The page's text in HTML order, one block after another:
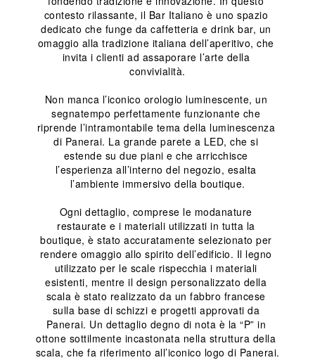
contesto rilassante, il Bar Italiano è uno spazio
dedicato che funge da caffetteria e drink bar, un
omaggio alla tradizione italiana dell’aperitivo, che
invita i clienti ad assaporare l’arte della
convivialità.
Non manca l’iconico orologio luminescente, un
segnatempo perfettamente funzionante che
riprende l’intramontabile tema della luminescenza
di Panerai. La grande parete a LED, che si
estende su due piani e che arricchisce
l’esperienza all’interno del negozio, esalta
l’ambiente immersivo della boutique.
Ogni dettaglio, comprese le modanature
restaurate e i materiali utilizzati in tutta la
boutique, è stato accuratamente selezionato per
rendere omaggio allo spirito dell’edificio. Il legno
utilizzato per le scale rispecchia i materiali
esistenti, mentre il design personalizzato della
scala è stato realizzato da un fabbro francese
sulla base di schizzi e progetti approvati da
Panerai. Un dettaglio degno di nota è la “P” in
ottone sottilmente incastonata nella struttura della
scala, che fa riferimento all’iconico logo di Panerai.